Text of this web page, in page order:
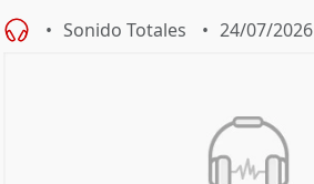
Sonido Totales 24/07/2026